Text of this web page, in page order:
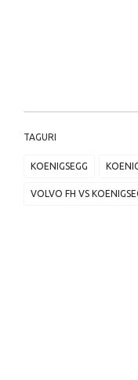
TAGURI
KOENIGSEGG
VOLVO FH VS